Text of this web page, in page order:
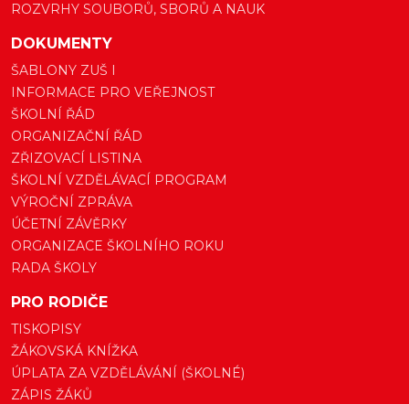
ROZVRHY SOUBORŮ, SBORŮ A NAUK
DOKUMENTY
ŠABLONY ZUŠ I
INFORMACE PRO VEŘEJNOST
ŠKOLNÍ ŘÁD
ORGANIZAČNÍ ŘÁD
ZŘIZOVACÍ LISTINA
ŠKOLNÍ VZDĚLÁVACÍ PROGRAM
VÝROČNÍ ZPRÁVA
ÚČETNÍ ZÁVĚRKY
ORGANIZACE ŠKOLNÍHO ROKU
RADA ŠKOLY
PRO RODIČE
TISKOPISY
ŽÁKOVSKÁ KNÍŽKA
ÚPLATA ZA VZDĚLÁVÁNÍ (ŠKOLNÉ)
ZÁPIS ŽÁKŮ